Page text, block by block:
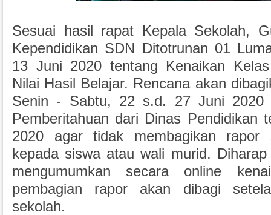
Sesuai hasil rapat Kepala Sekolah,
Kependidikan SDN Ditotrunan 01
13 Juni 2020 tentang Kenaikan
Nilai Hasil Belajar. Rencana akan
Senin - Sabtu, 22 s.d. 27 Juni 2020
Pemberitahuan dari Dinas Pendidikan
2020 agar tidak membagikan rapor
kepada siswa atau wali murid.
mengumumkan secara online
pembagian rapor akan dibagi
sekolah.